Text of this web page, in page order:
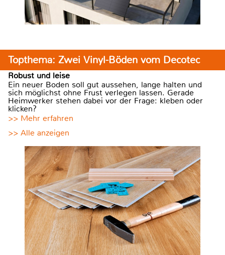
Topthema: Zwei Vinyl-Böden vom Decotec
Robust und leise
Ein neuer Boden soll gut aussehen, lange halten und
sich möglichst ohne Frust verlegen lassen. Gerade
Heimwerker stehen dabei vor der Frage: kleben oder
klicken?
>> Mehr erfahren
>> Alle anzeigen